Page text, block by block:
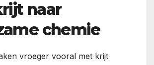
naar
chemie
vroeger vooral met krijt